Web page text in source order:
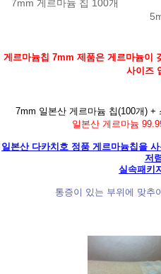
7mm 게르마늄 칩 100개
게르마늄칩 7mm 제품은 게르마늄이
사이즈
7mm 일본산 게르마늄 칩(100개)
일본산 게르마늄
일본산 다카치호 정품 게르마늄칩을
저
실속패키
통증이 있는 부위에 맞추